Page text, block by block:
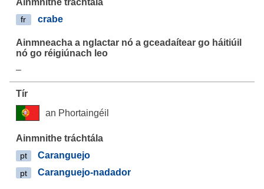
fr crabe
–
an Phortaingéil
pt Caranguejo
pt Caranguejo-nadador